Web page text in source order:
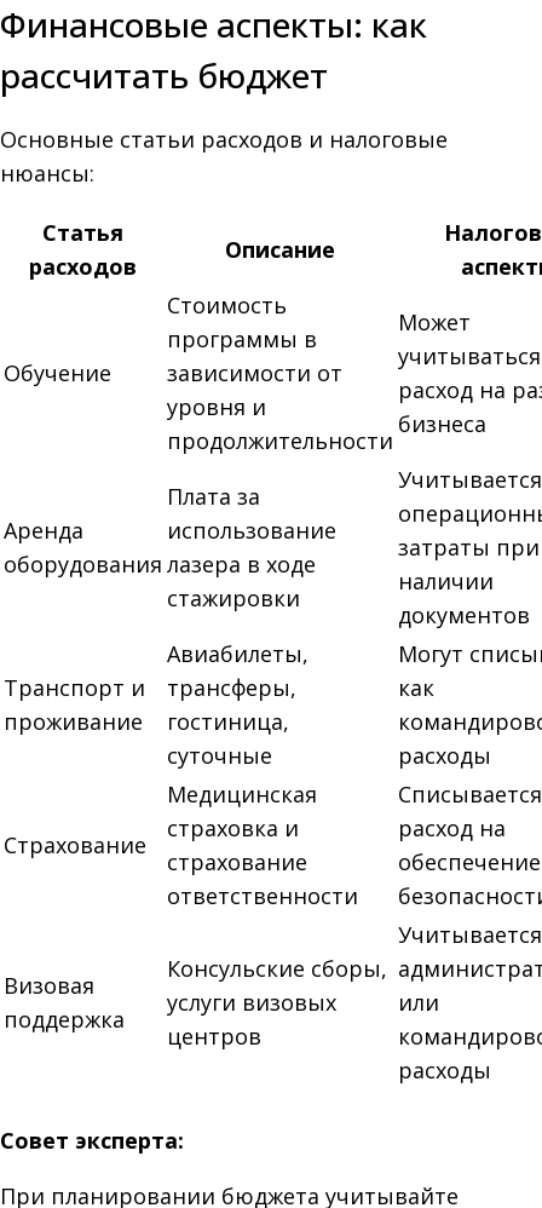
Финансовые аспекты: как
рассчитать бюджет
Основные статьи расходов и налоговые
нюансы:
Статья
расходов
Описание
Обучение
Стоимость
программы в
зависимости от
уровня и
продолжительности
Может
расход на
бизнеса
Аренда
оборудования
Плата за
использование
лазера в ходе
стажировки
затраты при
наличии
документов
Транспорт и
проживание
Авиабилеты,
трансферы,
гостиница,
суточные
Могут
как
расходы
Страхование
Медицинская
страховка и
страхование
ответственности
расход на
обеспечение
Визовая
поддержка
Консульские сборы,
услуги визовых
центров
или
расходы
Совет эксперта:
При планировании бюджета учитывайте